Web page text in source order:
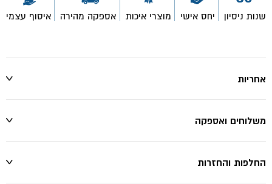
שנות ניסיון יחס אישי מוצרי איכות אספקה מהירה איסוף עצמי
אחריות
משלוחים ואספקה
החלפות והחזרות